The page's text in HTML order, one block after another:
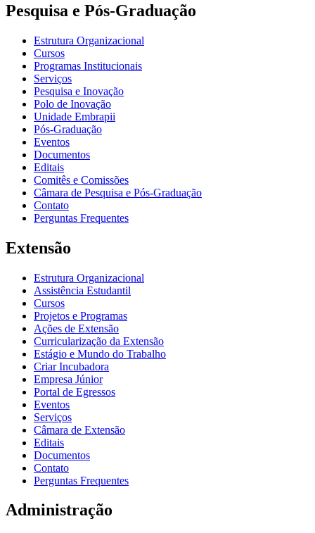
Pesquisa e Pós-Graduação
Estrutura Organizacional
Cursos
Programas Institucionais
Serviços
Pesquisa e Inovação
Polo de Inovação
Unidade Embrapii
Pós-Graduação
Eventos
Documentos
Editais
Comitês e Comissões
Câmara de Pesquisa e Pós-Graduação
Contato
Perguntas Frequentes
Extensão
Estrutura Organizacional
Assistência Estudantil
Cursos
Projetos e Programas
Ações de Extensão
Curricularização da Extensão
Estágio e Mundo do Trabalho
Criar Incubadora
Empresa Júnior
Portal de Egressos
Eventos
Serviços
Câmara de Extensão
Editais
Documentos
Contato
Perguntas Frequentes
Administração